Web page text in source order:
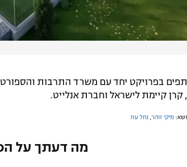
בפרויקט יחד עם משרד התרבות
קיימת לישראל וחברת אנלייט.
מיקי זוהר נחל עוז
מה דעתך על